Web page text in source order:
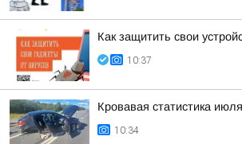
Как защитить свои
10:37
Кровавая статистика
10:34